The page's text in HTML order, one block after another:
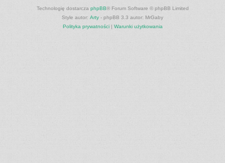
Technologię dostarcza phpBB® Forum Software © phpBB Limited
Style autor: Arty - phpBB 3.3 autor: MrGaby
Polityka prywatności| Warunki użytkowania